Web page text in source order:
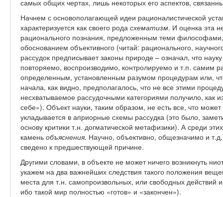
самых общих чертах, лишь некоторых его аспектов,
Начнем с основополагающей идеи рационалистической
характеризуется как своего рода схематизм. И оценка эта
рационального познания, предложенным теми
обоснованием объективного (читай: рационального,
рассудок предписывает законы природе – означал, что
повторяемо, воспроизводимо, контролируемо и т.п. самим
определенным, установленным разумом процедурам или,
начала, как видно, предполагалось, что не все этими
несхватываемое рассудочными категориями получило, как
себе»). Объект науки, таким образом, не есть все, что
укладывается в априорные схемы рассудка (это было,
основу критики т.н. догматической метафизики). А среди
камень объяснения. Научно, объективно, общезначимо и
сведено к предшествующей причине.
Другими словами, в объекте не может ничего возникнуть
укажем на два важнейших следствия такого положения
места для т.н. самопроизвольных, или свободных действий
ибо такой мир полностью «готов» и «закончен»).